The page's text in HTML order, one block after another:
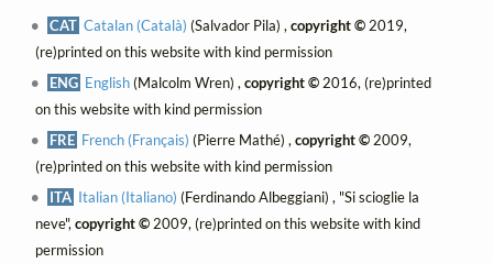
CAT Catalan (Català) (Salvador Pila) ,copyright © 2019,
(re)printed on this website with kind permission
ENG English(Malcolm Wren) ,copyright ©2016, (re)printed
on this website with kind permission
FRE French (Français) (Pierre Mathé) ,copyright ©2009,
(re)printed on this website with kind permission
ITA Italian (Italiano) (Ferdinando Albeggiani) , "Si scioglie la
neve",copyright ©2009, (re)printed on this website with kind
permission